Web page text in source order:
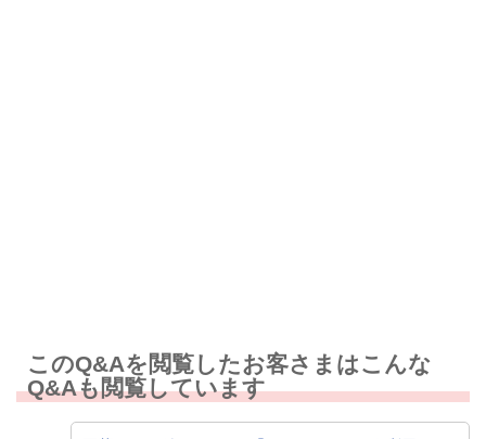
このQ&Aを閲覧したお客さまはこんな
Q&Aも閲覧しています